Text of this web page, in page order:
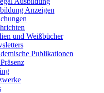
Anzeigen
und Weißbücher
Publikationen